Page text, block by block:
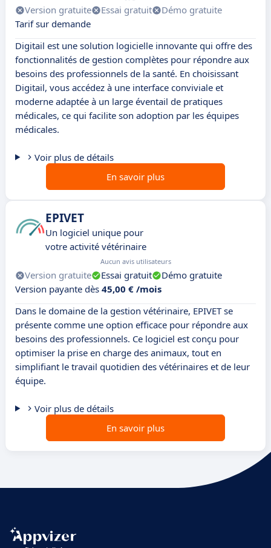
Version gratuite Essai gratuit
Démo gratuite
Tarif sur demande
Digitail est une solution logicielle innovante qui offre des
fonctionnalités de gestion complètes pour répondre aux
besoins des professionnels de la santé. En choisissant
Digitail, vous accédez à une interface conviviale et
moderne adaptée à un large éventail de pratiques
médicales, ce qui facilite son adoption par les équipes
médicales.
Voir plus de détails
En savoir plus
EPIVET
Un logiciel unique pour
votre activité vétérinaire
Aucun avis utilisateurs
Version gratuite Essai gratuit
Démo gratuite
Version payante dès 45,00 € /mois
Dans le domaine de la gestion vétérinaire, EPIVET se
présente comme une option efficace pour répondre aux
besoins des professionnels. Ce logiciel est conçu pour
optimiser la prise en charge des animaux, tout en
simplifiant le travail quotidien des vétérinaires et de leur
équipe.
Voir plus de détails
En savoir plus